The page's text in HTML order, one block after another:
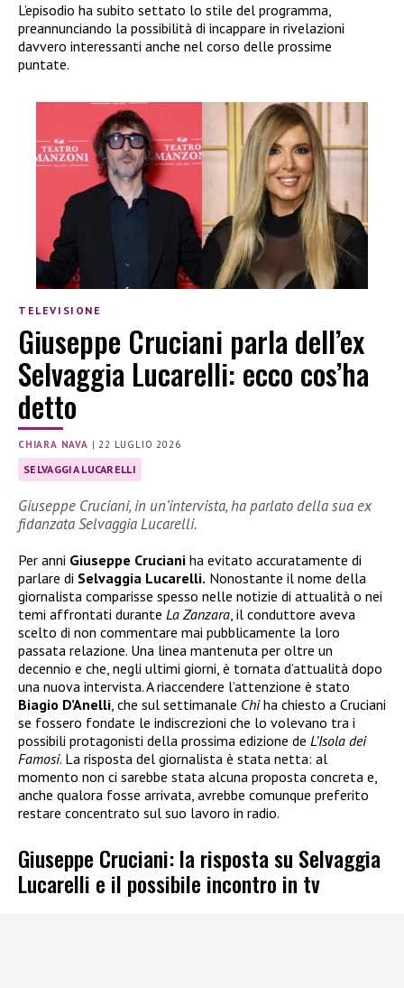
L’episodio ha subito settato lo stile del programma,
preannunciando la possibilità di incappare in rivelazioni
davvero interessanti anche nel corso delle prossime
puntate.
TELEVISIONE
Giuseppe Cruciani parla dell’ex
Selvaggia Lucarelli: ecco cos’ha
detto
CHIARA NAVA |22 LUGLIO 2026
SELVAGGIA LUCARELLI
Giuseppe Cruciani, in un’intervista, ha parlato della sua ex
fidanzata Selvaggia Lucarelli.
Per anni Giuseppe Cruciani ha evitato accuratamente di
parlare di Selvaggia Lucarelli. Nonostante il nome della
giornalista comparisse spesso nelle notizie di attualità o nei
temi affrontati durante La Zanzara, il conduttore aveva
scelto di non commentare mai pubblicamente la loro
passata relazione. Una linea mantenuta per oltre un
decennio e che, negli ultimi giorni, è tornata d’attualità dopo
una nuova intervista. A riaccendere l’attenzione è stato
Biagio D’Anelli, che sul settimanale Chiha chiesto a Cruciani
se fossero fondate le indiscrezioni che lo volevano tra i
possibili protagonisti della prossima edizione de L’Isola dei
Famosi. La risposta del giornalista è stata netta: al
momento non ci sarebbe stata alcuna proposta concreta e,
anche qualora fosse arrivata, avrebbe comunque preferito
restare concentrato sul suo lavoro in radio.
Giuseppe Cruciani: la risposta su Selvaggia
Lucarelli e il possibile incontro in tv